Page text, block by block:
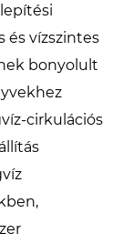
és vízszintes
bonyolult
cirkulációs